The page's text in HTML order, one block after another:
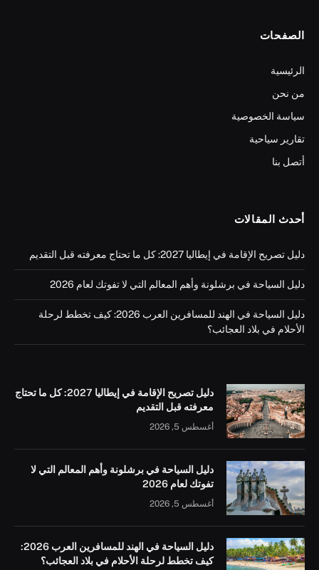
الصفحات
الرئيسية
من نحن
سياسة الخصوصية
تقارير سياحية
أتصل بنا
أحدث المقالات
دليل تصريح الإقامة في إيطاليا 2027: كل ما تحتاج معرفته قبل التقديم
دليل السياحة في برشلونة وأهم المعالم التي لا تفوتك لعام 2026
دليل السياحة في الهند للمسافرين العرب 2026: كيف تخطط لرحلة
الأحلام في بلاد العجائب؟
دليل تصريح الإقامة في إيطاليا 2027: كل ما تحتاج
معرفته قبل التقديم
أغسطس 5, 2026
دليل السياحة في برشلونة وأهم المعالم التي لا
تفوتك لعام 2026
أغسطس 5, 2026
دليل السياحة في الهند للمسافرين العرب 2026:
كيف تخطط لرحلة الأحلام في بلاد العجائب؟